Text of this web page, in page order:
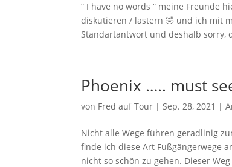
“ I have no words “ meine Freunde
diskutieren / lästern 🤣 und ich mit
Standartantwort und deshalb sorry,
Phoenix ….. must
von Fred auf Tour |Sep. 28, 2021 |
Nicht alle Wege führen geradlinig
finde ich diese Art Fußgängerwege
nicht so schön zu gehen. Dieser